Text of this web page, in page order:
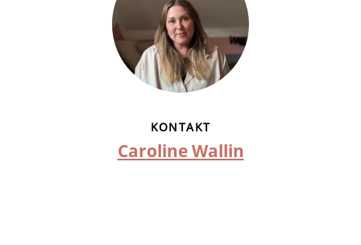
KONTAKT
Caroline Wallin